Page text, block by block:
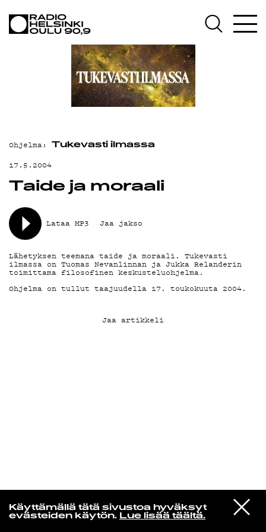
Käyttämällä tätä sivustoa hyväksyt
evästeiden käytön. Lue lisää täältä.
VIESTI
STUDIOON
Swapmeet
Mount Zero
AJANKOHTAISTA
OHJELMAT
TEKIJÄT
ON-DEMAND
MAINOSTA
YHTEYSTIEDOT
G LIVELAB
YSTÄVÄKLUBI
TIETOSUOJA
KIRJAUDU SISÄÄN
Ohjelma: Tukevasti ilmassa
17.5.2004
Taide ja moraali
Lataa MP3 Jaa jakso
Lähetyksen teemana taide ja moraali. Tukevasti
ilmassa on Tuomas Nevanlinnan ja Jukka Relanderin
toimittama filosofinen keskusteluohjelma.
Ohjelma on tullut taajuudella 17. toukokuuta 2004.
Jaa artikkeli